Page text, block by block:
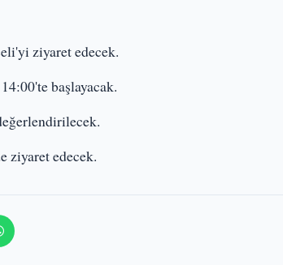
ziyaret edecek.
başlayacak.
ziyaret edecek.